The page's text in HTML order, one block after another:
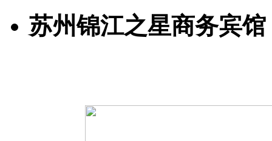
苏州锦江之星商务宾馆